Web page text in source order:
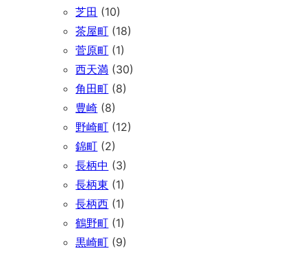
芝田 (10)
茶屋町 (18)
菅原町 (1)
西天満 (30)
角田町 (8)
豊崎 (8)
野崎町 (12)
錦町 (2)
長柄中 (3)
長柄東 (1)
長柄西 (1)
鶴野町 (1)
黒崎町 (9)